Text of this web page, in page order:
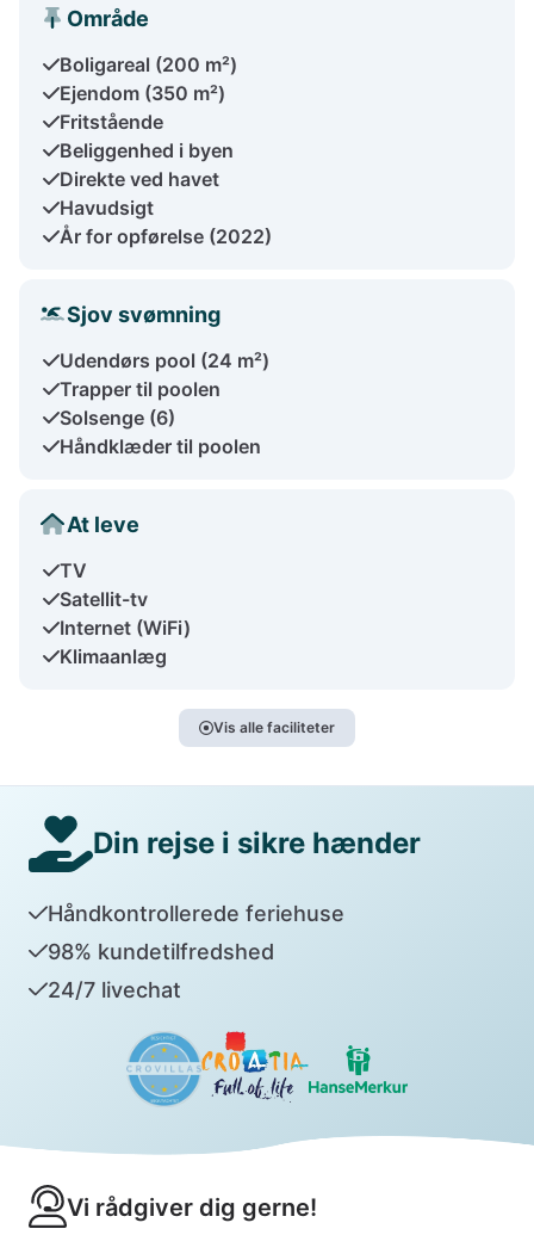
Område
Boligareal (200 m²)
Ejendom (350 m²)
Fritstående
Beliggenhed i byen
Direkte ved havet
Havudsigt
År for opførelse (2022)
Sjov svømning
Udendørs pool (24 m²)
Trapper til poolen
Solsenge (6)
Håndklæder til poolen
At leve
TV
Satellit-tv
Internet (WiFi)
Klimaanlæg
Vis alle faciliteter
Din rejse i sikre hænder
Håndkontrollerede feriehuse
98% kundetilfredshed
24/7 livechat
Vi rådgiver dig gerne!